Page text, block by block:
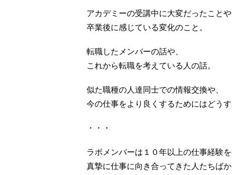
アカデミーの受講中に大変だったことや
卒業後に感じている変化のこと。
転職したメンバーの話や、
これから転職を考えている人の話。
似た職種の人達同士での情報交換や、
今の仕事をより良くするためにはどうす
・・・
ラボメンバーは１０年以上の仕事経験を
真摯に仕事に向き合ってきた人たちばか